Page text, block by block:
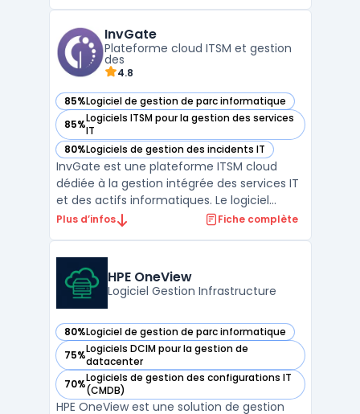
changements. Grâce à ses flux de travail
automatisés, ...
InvGate
Plateforme cloud ITSM et gestion
des
4.8
85%Logiciel de gestion de parc informatique
— voir InvGate dans cette catégorie
85%Logiciels ITSM pour la gestion des services
IT
— voir InvGate dans cette catégorie
80%Logiciels de gestion des incidents IT
— voir InvGate dans cette catégorie
InvGate est une plateforme ITSM cloud
dédiée à la gestion intégrée des services IT
et des actifs informatiques. Le logiciel
ITSM centralise gestion incidents,
InvGate propose un constructeur de
workflows sans code permettan ...
Plus d’infos Fiche complète
HPE OneView
Logiciel Gestion Infrastructure
80%Logiciel de gestion de parc informatique
— voir HPE OneView dans cette catégorie
75%Logiciels DCIM pour la gestion de
datacenter
— voir HPE OneView dans cette catégorie
70%Logiciels de gestion des configurations IT
(CMDB)
— voir HPE OneView dans cette catégorie
HPE OneView est une solution de gestion